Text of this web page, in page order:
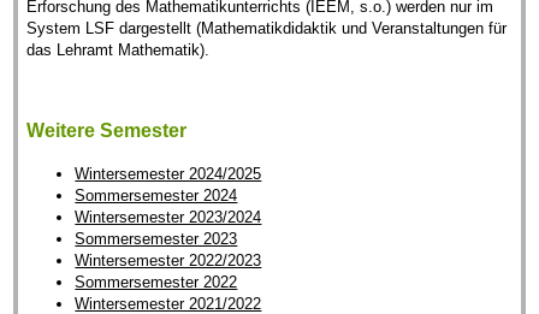
Erforschung des Mathematikunterrichts (IEEM, s.o.) werden nur im
System LSF dargestellt (Mathematikdidaktik und Veranstaltungen für
das Lehramt Mathematik).
Weitere Semester
Wintersemester 2024/2025
Sommersemester 2024
Wintersemester 2023/2024
Sommersemester 2023
Wintersemester 2022/2023
Sommersemester 2022
Wintersemester 2021/2022